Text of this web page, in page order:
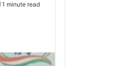
1 minute read